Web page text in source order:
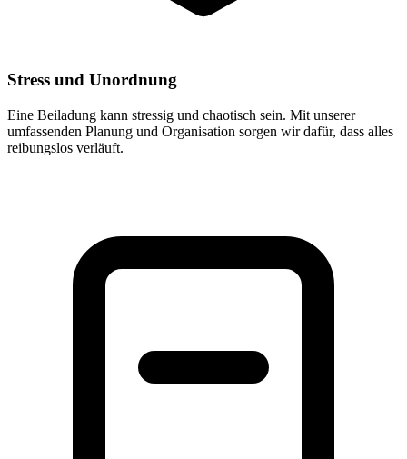
Stress und Unordnung
Eine Beiladung kann stressig und chaotisch sein. Mit unserer
umfassenden Planung und Organisation sorgen wir dafür, dass alles
reibungslos verläuft.